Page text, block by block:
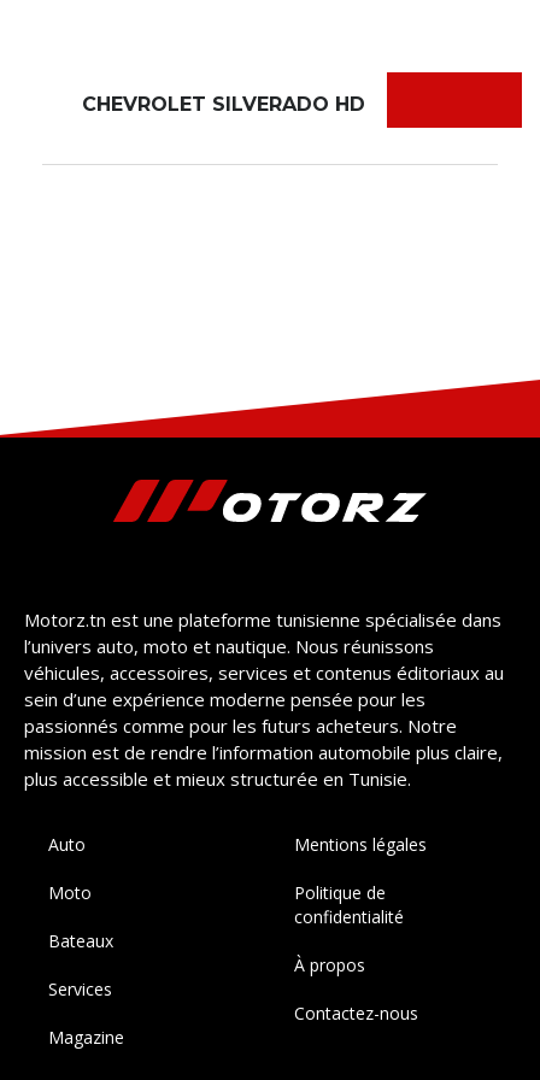
CHEVROLET SILVERADO HD
Motorz.tn est une plateforme tunisienne spécialisée dans
l’univers auto, moto et nautique. Nous réunissons
véhicules, accessoires, services et contenus éditoriaux au
sein d’une expérience moderne pensée pour les
passionnés comme pour les futurs acheteurs. Notre
mission est de rendre l’information automobile plus claire,
plus accessible et mieux structurée en Tunisie.
Auto
Moto
Bateaux
Services
Magazine
Mentions légales
Politique de
confidentialité
À propos
Contactez-nous